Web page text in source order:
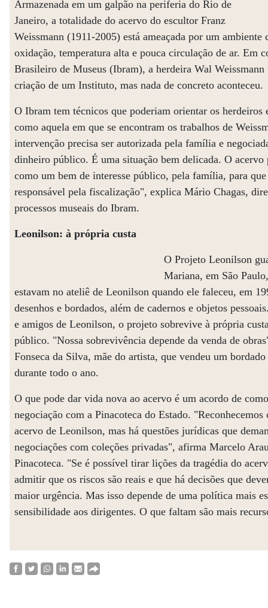
Armazenada em um galpão na periferia do Rio de
Janeiro, a totalidade do acervo do escultor Franz
Weissmann (1911-2005) está ameaçada por um
oxidação, temperatura alta e pouca circulação de ar. Em
Brasileiro de Museus (Ibram), a herdeira Wal Weissmann
criação de um Instituto, mas nada de concreto aconteceu.
O Ibram tem técnicos que poderiam orientar os herdeiros
como aquela em que se encontram os trabalhos de
intervenção precisa ser autorizada pela família e
dinheiro público. É uma situação bem delicada. O acervo
como um bem de interesse público, pela família, para que
responsável pela fiscalização", explica Mário Chagas,
processos museais do Ibram.
Leonilson: à própria custa
O Projeto Leonilson
Mariana, em São
estavam no ateliê de Leonilson quando ele faleceu, em
desenhos e bordados, além de cadernos e objetos
e amigos de Leonilson, o projeto sobrevive à própria
público. "Nossa sobrevivência depende da venda de
Fonseca da Silva, mãe do artista, que vendeu um
durante todo o ano.
O que pode dar vida nova ao acervo é um acordo de
negociação com a Pinacoteca do Estado.
acervo de Leonilson, mas há questões jurídicas que
negociações com coleções privadas", afirma Marcelo
Pinacoteca. "Se é possível tirar lições da tragédia do
admitir que os riscos são reais e que há decisões que
maior urgência. Mas isso depende de uma política mais
sensibilidade aos dirigentes. O que faltam são mais